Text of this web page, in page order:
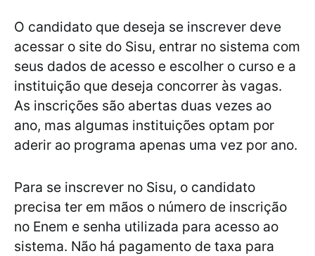
O candidato que deseja se inscrever deve
acessar o site do Sisu, entrar no sistema com
seus dados de acesso e escolher o curso e a
instituição que deseja concorrer às vagas.
As inscrições são abertas duas vezes ao
ano, mas algumas instituições optam por
aderir ao programa apenas uma vez por ano.
Para se inscrever no Sisu, o candidato
precisa ter em mãos o número de inscrição
no Enem e senha utilizada para acesso ao
sistema. Não há pagamento de taxa para